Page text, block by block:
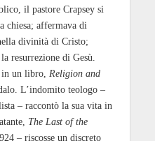
il pastore Crapsey si
chiesa; affermava di
divinità di Cristo;
resurrezione di Gesù.
in un libro, Religion and
L’indomito teologo –
– raccontò la sua vita in
The Last of the
– riscosse un discreto